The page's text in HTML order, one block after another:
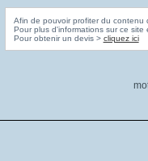
Afin de pouvoir profiter du contenu
Pour plus d'informations sur ce site
Pour obtenir un devis > cliquez ici